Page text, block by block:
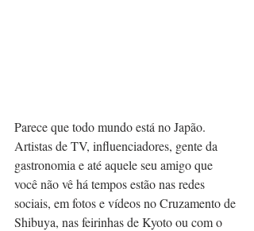
Parece que todo mundo está no Japão.
Artistas de TV, influenciadores, gente da
gastronomia e até aquele seu amigo que
você não vê há tempos estão nas redes
sociais, em fotos e vídeos no Cruzamento de
Shibuya, nas feirinhas de Kyoto ou com o